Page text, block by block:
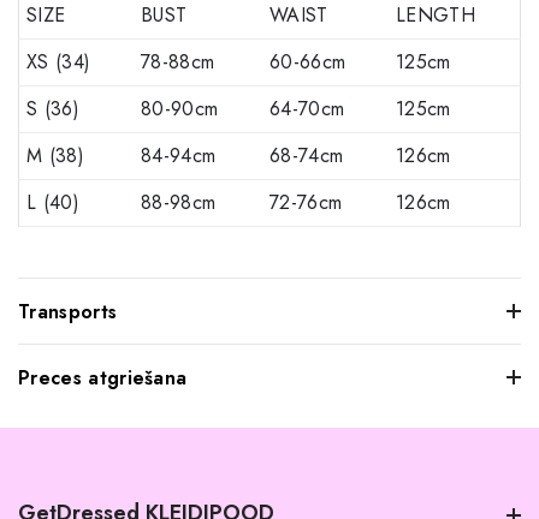
SIZE
BUST
WAIST
LENGTH
XS (34)
78-88cm 60-66cm
125cm
S (36)
80-90cm 64-70cm
125cm
M (38)
84-94cm 68-74cm
126cm
L (40)
88-98cm 72-76cm 126cm
Transports
Preces atgriešana
atgriezt mums visus produktus, kurus nevēlaties paturēt.